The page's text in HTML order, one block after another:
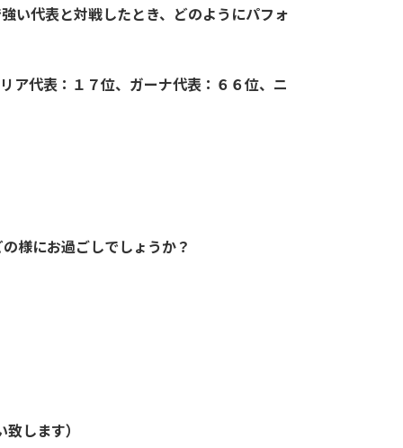
い代表と対戦したとき、どのようにパフォ
ア代表：１７位、ガーナ代表：６６位、ニ
様にお過ごしでしょうか？
します）